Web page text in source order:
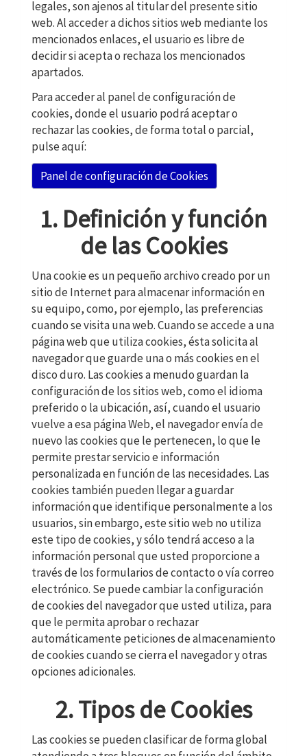
legales, son ajenos al titular del presente sitio
web. Al acceder a dichos sitios web mediante los
mencionados enlaces, el usuario es libre de
decidir si acepta o rechaza los mencionados
apartados.
Para acceder al panel de configuración de
cookies, donde el usuario podrá aceptar o
rechazar las cookies, de forma total o parcial,
pulse aquí:
Panel de configuración de Cookies
1. Definición y función
de las Cookies
Una cookie es un pequeño archivo creado por un
sitio de Internet para almacenar información en
su equipo, como, por ejemplo, las preferencias
cuando se visita una web. Cuando se accede a una
página web que utiliza cookies, ésta solicita al
navegador que guarde una o más cookies en el
disco duro. Las cookies a menudo guardan la
configuración de los sitios web, como el idioma
preferido o la ubicación, así, cuando el usuario
vuelve a esa página Web, el navegador envía de
nuevo las cookies que le pertenecen, lo que le
permite prestar servicio e información
personalizada en función de las necesidades. Las
cookies también pueden llegar a guardar
información que identifique personalmente a los
usuarios, sin embargo, este sitio web no utiliza
este tipo de cookies, y sólo tendrá acceso a la
información personal que usted proporcione a
través de los formularios de contacto o vía correo
electrónico. Se puede cambiar la configuración
de cookies del navegador que usted utiliza, para
que le permita aprobar o rechazar
automáticamente peticiones de almacenamiento
de cookies cuando se cierra el navegador y otras
opciones adicionales.
2. Tipos de Cookies
Las cookies se pueden clasificar de forma global